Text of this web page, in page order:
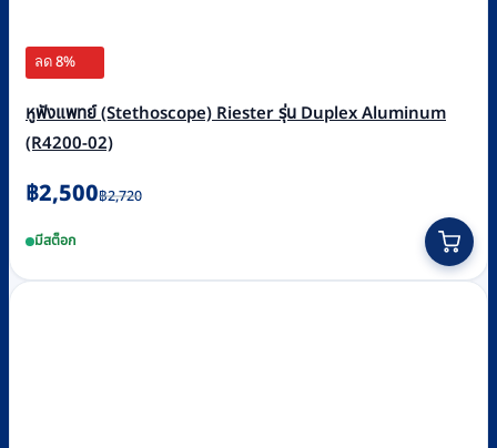
ลด 8%
หูฟังแพทย์ (Stethoscope) Riester รุ่น Duplex Aluminum
(R4200-02)
฿2,720
Original
was:
฿2,720.
฿2,500
Current
is:
฿2,500.
มีสต็อก